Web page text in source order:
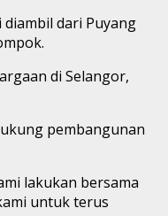
dari Puyang
di Selangor,
pembangunan
lakukan bersama
untuk terus